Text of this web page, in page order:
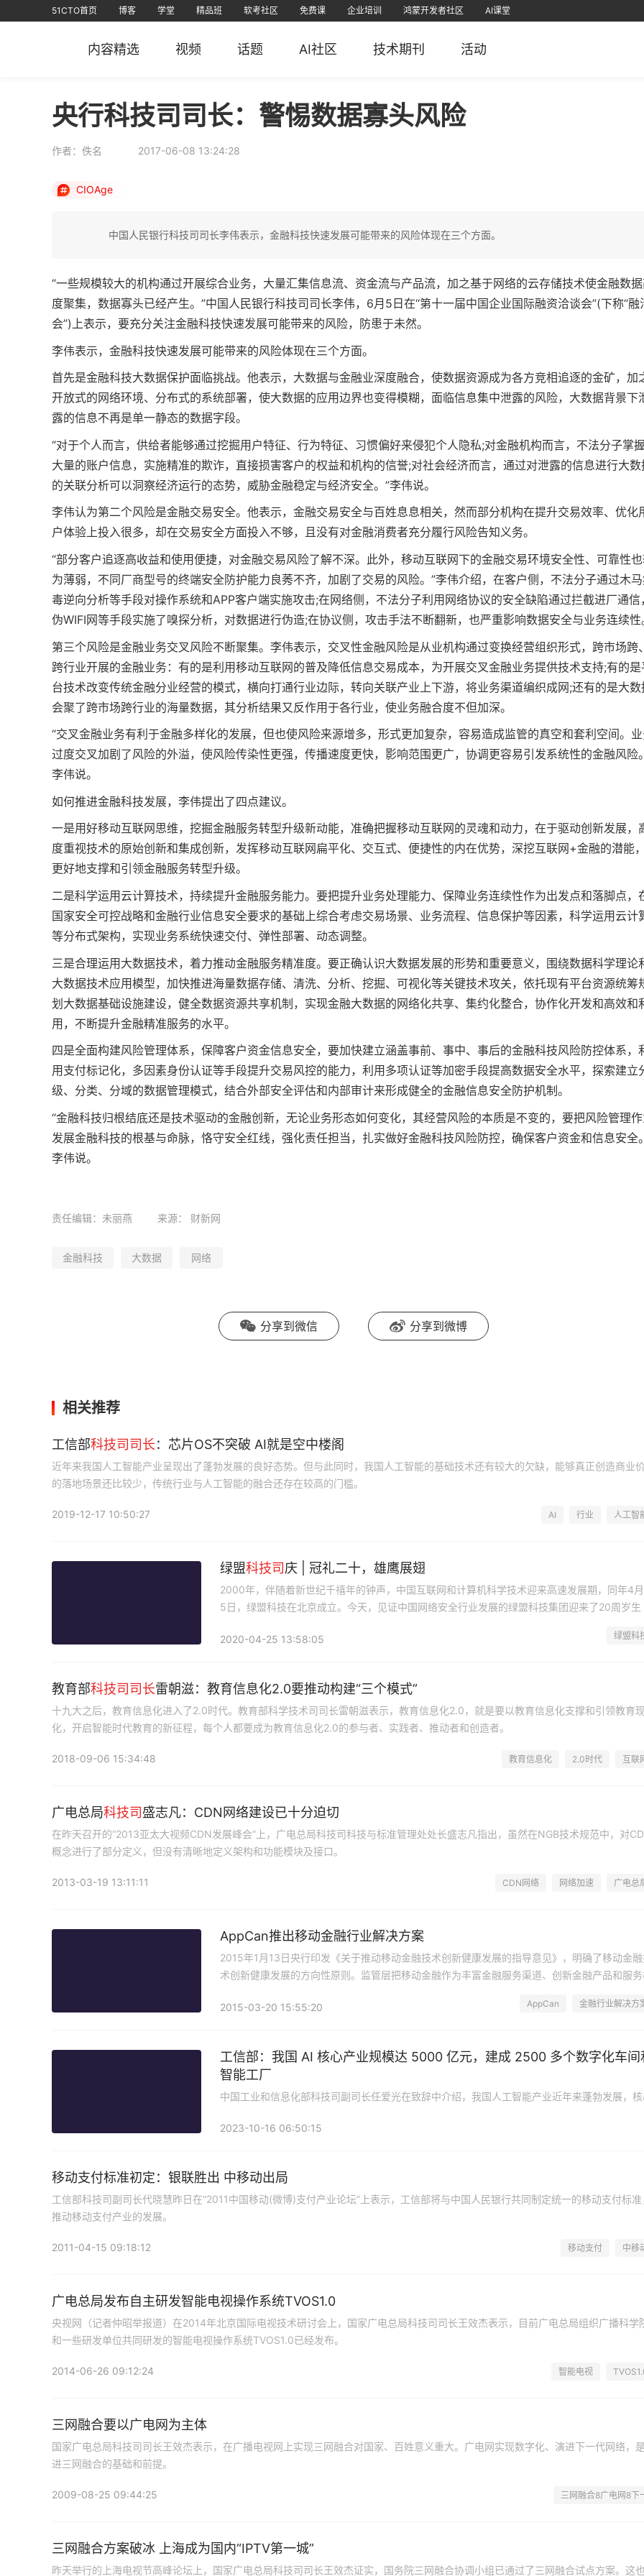
51CTO首页 博客 学堂 精品班 软考社区 免费课 企业培训 鸿蒙开发者社区 AI课堂
内容精选 视频 话题 AI社区 技术期刊 活动
央行科技司司长：警惕数据寡头风险
作者：佚名 2017-06-08 13:24:28
CIOAge
中国人民银行科技司司长李伟表示，金融科技快速发展可能带来的风险体现在三个方面。
“一些规模较大的机构通过开展综合业务，大量汇集信息流、资金流与产品流，加之基于网络的云存储技术使金融数
度聚集，数据寡头已经产生。”中国人民银行科技司司长李伟，6月5日在“第十一届中国企业国际融资洽谈会”(下称“融
会”)上表示，要充分关注金融科技快速发展可能带来的风险，防患于未然。
李伟表示，金融科技快速发展可能带来的风险体现在三个方面。
首先是金融科技大数据保护面临挑战。他表示，大数据与金融业深度融合，使数据资源成为各方竞相追逐的金矿，加
开放式的网络环境、分布式的系统部署，使大数据的应用边界也变得模糊，面临信息集中泄露的风险，大数据背景下
露的信息不再是单一静态的数据字段。
“对于个人而言，供给者能够通过挖掘用户特征、行为特征、习惯偏好来侵犯个人隐私;对金融机构而言，不法分子掌握
大量的账户信息，实施精准的欺诈，直接损害客户的权益和机构的信誉;对社会经济而言，通过对泄露的信息进行大数
的关联分析可以洞察经济运行的态势，威胁金融稳定与经济安全。”李伟说。
李伟认为第二个风险是金融交易安全。他表示，金融交易安全与百姓息息相关，然而部分机构在提升交易效率、优化
户体验上投入很多，却在交易安全方面投入不够，且没有对金融消费者充分履行风险告知义务。
“部分客户追逐高收益和使用便捷，对金融交易风险了解不深。此外，移动互联网下的金融交易环境安全性、可靠性
为薄弱，不同厂商型号的终端安全防护能力良莠不齐，加剧了交易的风险。”李伟介绍，在客户侧，不法分子通过木
毒逆向分析等手段对操作系统和APP客户端实施攻击;在网络侧，不法分子利用网络协议的安全缺陷通过拦截进厂通信，
伪WIFI网等手段实施了嗅探分析，对数据进行伪造;在协议侧，攻击手法不断翻新，也严重影响数据安全与业务连续性
第三个风险是金融业务交叉风险不断聚集。李伟表示，交叉性金融风险是从业机构通过变换经营组织形式，跨市场跨、
跨行业开展的金融业务：有的是利用移动互联网的普及降低信息交易成本，为开展交叉金融业务提供技术支持;有的是
台技术改变传统金融分业经营的模式，横向打通行业边际，转向关联产业上下游，将业务渠道编织成网;还有的是大数
会聚了跨市场跨行业的海量数据，其分析结果又反作用于各行业，使业务融合度不但加深。
“交叉金融业务有利于金融多样化的发展，但也使风险来源增多，形式更加复杂，容易造成监管的真空和套利空间。
过度交叉加剧了风险的外溢，使风险传染性更强，传播速度更快，影响范围更广，协调更容易引发系统性的金融风险
李伟说。
如何推进金融科技发展，李伟提出了四点建议。
一是用好移动互联网思维，挖掘金融服务转型升级新动能，准确把握移动互联网的灵魂和动力，在于驱动创新发展，
度重视技术的原始创新和集成创新，发挥移动互联网扁平化、交互式、便捷性的内在优势，深挖互联网+金融的潜能，
更好地支撑和引领金融服务转型升级。
二是科学运用云计算技术，持续提升金融服务能力。要把提升业务处理能力、保障业务连续性作为出发点和落脚点，
国家安全可控战略和金融行业信息安全要求的基础上综合考虑交易场景、业务流程、信息保护等因素，科学运用云计
等分布式架构，实现业务系统快速交付、弹性部署、动态调整。
三是合理运用大数据技术，着力推动金融服务精准度。要正确认识大数据发展的形势和重要意义，围绕数据科学理论
大数据技术应用模型，加快推进海量数据存储、清洗、分析、挖掘、可视化等关键技术攻关，依托现有平台资源统筹
划大数据基础设施建设，健全数据资源共享机制，实现金融大数据的网络化共享、集约化整合，协作化开发和高效和
用，不断提升金融精准服务的水平。
四是全面构建风险管理体系，保障客户资金信息安全，要加快建立涵盖事前、事中、事后的金融科技风险防控体系，
用支付标记化，多因素身份认证等手段提升交易风控的能力，利用多项认证等加密手段提高数据安全水平，探索建立
级、分类、分域的数据管理模式，结合外部安全评估和内部审计来形成健全的金融信息安全防护机制。
“金融科技归根结底还是技术驱动的金融创新，无论业务形态如何变化，其经营风险的本质是不变的，要把风险管理
发展金融科技的根基与命脉，恪守安全红线，强化责任担当，扎实做好金融科技风险防控，确保客户资金和信息安全
李伟说。
责任编辑：未丽燕 来源： 财新网
金融科技 大数据 网络
分享到微信 分享到微博
相关推荐
工信部科技司司长：芯片OS不突破 AI就是空中楼阁
近年来我国人工智能产业呈现出了蓬勃发展的良好态势。但与此同时，我国人工智能的基础技术还有较大的欠缺，能够真正创造商业
的落地场景还比较少，传统行业与人工智能的融合还存在较高的门槛。
2019-12-17 10:50:27 AI 行业 人工智
绿盟科技司庆 | 冠礼二十，雄鹰展翅
2000年，伴随着新世纪千禧年的钟声，中国互联网和计算机科学技术迎来高速发展期，同年4
5日，绿盟科技在北京成立。今天，见证中国网络安全行业发展的绿盟科技集团迎来了20周岁生
2020-04-25 13:58:05
绿盟科
教育部科技司司长雷朝滋：教育信息化2.0要推动构建“三个模式”
十九大之后，教育信息化进入了2.0时代。教育部科学技术司司长雷朝滋表示，教育信息化2.0，就是要以教育信息化支撑和引领教育
化，开启智能时代教育的新征程，每个人都要成为教育信息化2.0的参与者、实践者、推动者和创造者。
2018-09-06 15:34:48 教育信息化 2.0时代 互联
广电总局科技司盛志凡：CDN网络建设已十分迫切
在昨天召开的“2013亚太大视频CDN发展峰会”上，广电总局科技司科技与标准管理处处长盛志凡指出，虽然在NGB技术规范中，对
概念进行了部分定义，但没有清晰地定义架构和功能模块及接口。
2013-03-19 13:11:11 CDN网络 网络加速 广电总
AppCan推出移动金融行业解决方案
2015年1月13日央行印发《关于推动移动金融技术创新健康发展的指导意见》，明确了移动金融
术创新健康发展的方向性原则。监管层把移动金融作为丰富金融服务渠道、创新金融产品和服务
言，&ldquo;2015年将成为移动金融的普及年&rdquo;。这预示着，移动金融的变革，将使金融
2015-03-20 15:55:20 AppCan 金融行业解决方
工信部：我国 AI 核心产业规模达 5000 亿元，建成 2500 多个数字化车间
智能工厂
中国工业和信息化部科技司副司长任爱光在致辞中介绍，我国人工智能产业近年来蓬勃发展，
2023-10-16 06:50:15
移动支付标准初定：银联胜出 中移动出局
工信部科技司副司长代晓慧昨日在“2011中国移动(微博)支付产业论坛”上表示，工信部将与中国人民银行共同制定统一的移动支付标准
推动移动支付产业的发展。
2011-04-15 09:18:12 移动支付 中移
广电总局发布自主研发智能电视操作系统TVOS1.0
央视网（记者仲昭举报道）在2014年北京国际电视技术研讨会上，国家广电总局科技司司长王效杰表示，目前广电总局组织广播科学
和一些研发单位共同研发的智能电视操作系统TVOS1.0已经发布。
2014-06-26 09:12:24 智能电视
三网融合要以广电网为主体
国家广电总局科技司司长王效杰表示，在广播电视网上实现三网融合对国家、百姓意义重大。广电网实现数字化、演进下一代网络，
进三网融合的基础和前提。
2009-08-25 09:44:25 三网融合8广电网8下
三网融合方案破冰 上海成为国内“IPTV第一城”
昨天举行的上海电视节高峰论坛上，国家广电总局科技司司长王效杰证实，国务院三网融合协调小组已通过了三网融合试点方案。这